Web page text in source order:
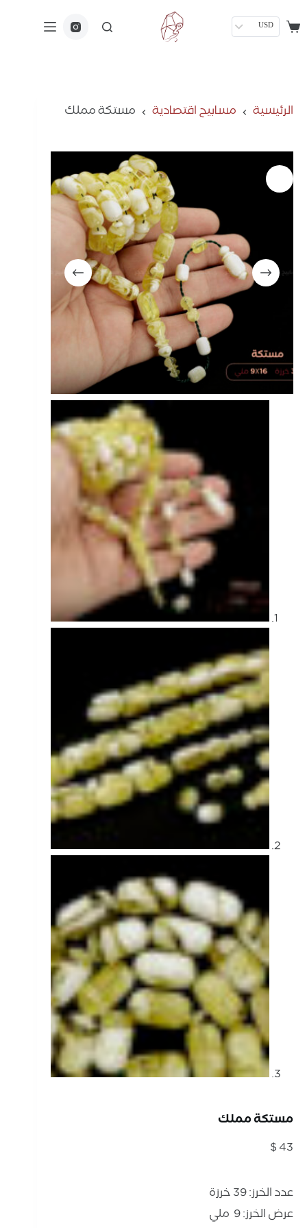
USD
الرئيسية مسابيح اقتصادية مستكة مملك
مستكة مملك
$43
عدد الخرز: 39 خرزة
عرض الخرز: 9 ملي